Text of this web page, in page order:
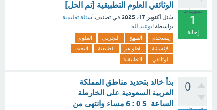
تصويتات
1
إجابة
الوثائقي العلوم التطبيقية [تم الحل]
سُئل أكتوبر 17، 2025 في تصنيف أسئلة تعليمية
بواسطة ابوعبدالله
يستخدم المنهج التجريبي
العلوم
الإنسانية
الظواهر الطبيعية
البحث
الوثائقي
التطبيقية
0
بدأ خالد بتحديد مناطق المملكة
العربية السعودية على الخارطة
الساعة 5 0 : 6 مساء وانتهى من